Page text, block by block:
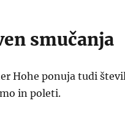
smučanja
Hohe ponuja tudi
in poleti.